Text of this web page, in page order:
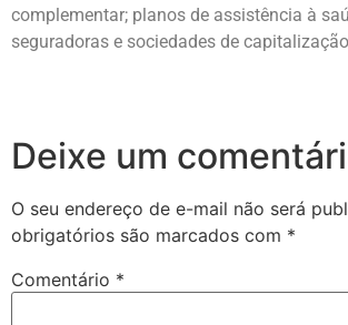
complementar; planos de assistência à
seguradoras e sociedades de
Deixe um
O seu endereço de e-mail não será
obrigatórios são marcados com *
Comentário *